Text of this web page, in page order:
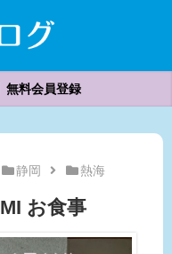
無料会員登録
静岡 熱海
お食事